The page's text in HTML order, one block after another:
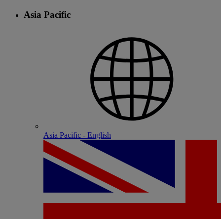
Asia Pacific
Asia Pacific - English